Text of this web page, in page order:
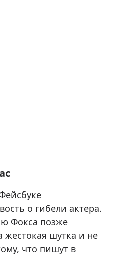
о гибели актера.
Фокса позже
жестокая шутка и не
что пишут в